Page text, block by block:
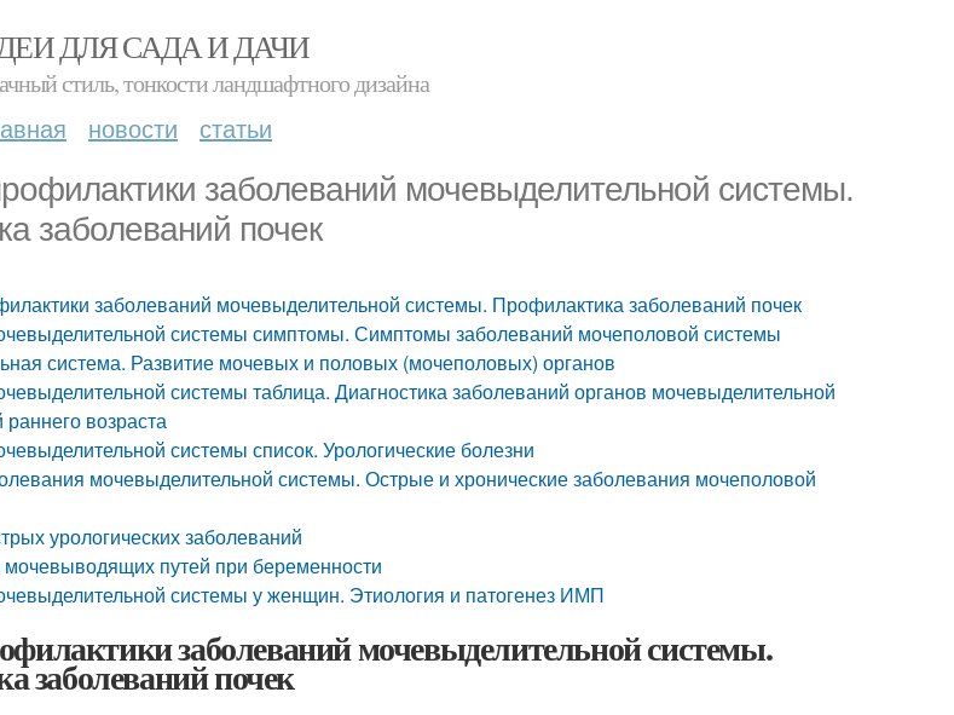
ДЛЯ САДА И ДАЧИ
стиль, тонкости ландшафтного дизайна
новости статьи
заболеваний мочевыделительной системы.
заболеваний почек
заболеваний мочевыделительной системы. Профилактика заболеваний почек
системы симптомы. Симптомы заболеваний мочеполовой системы
система. Развитие мочевых и половых (мочеполовых) органов
системы таблица. Диагностика заболеваний органов мочевыделительной
возраста
системы список. Урологические болезни
мочевыделительной системы. Острые и хронические заболевания мочеполовой
урологических заболеваний
путей при беременности
системы у женщин. Этиология и патогенез ИМП
заболеваний мочевыделительной системы.
заболеваний почек